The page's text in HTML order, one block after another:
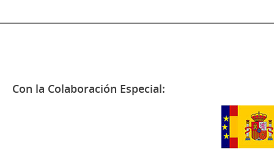
Con la Colaboración Especial: